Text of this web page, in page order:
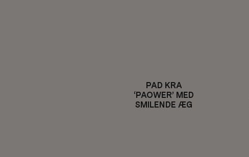
PAD KRA
‘PAOWER’ MED
SMILENDE ÆG